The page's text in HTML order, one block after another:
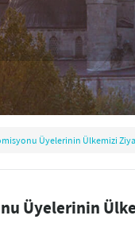
Üyelerinin Ülkemizi
Üyelerinin